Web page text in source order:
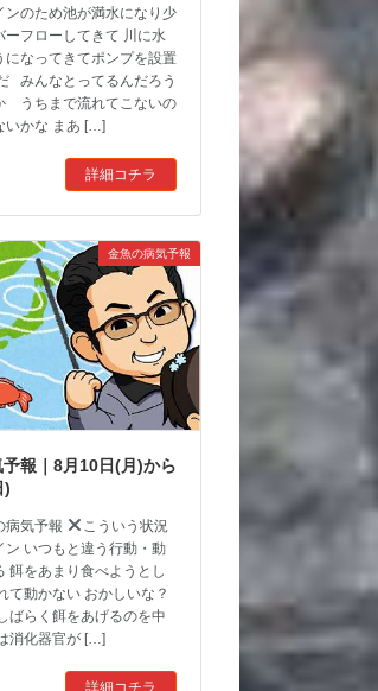
ンのため池が満水になり少
ーフローしてきて 川に水
になってきてポンプを設置
みんなとってるんだろう
うちまで流れてこないの
いかな まあ […]
詳細コチラ
金魚の病気予報
報｜8月10日(月)から
)
病気予報
こういう状況
ン いつもと違う行動・動
餌をあまり食べようとし
て動かない おかしいな？
ばらく餌をあげるのを中
消化器官が […]
詳細コチラ